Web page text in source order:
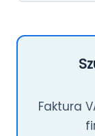
Faktura